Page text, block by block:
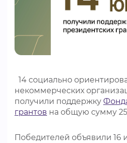
БАЗА ЗНАНИЙ
ВОЙТИ
14 социально
некоммерческих
получили поддержку
грантов на общую сумму
Победителей объявили 16